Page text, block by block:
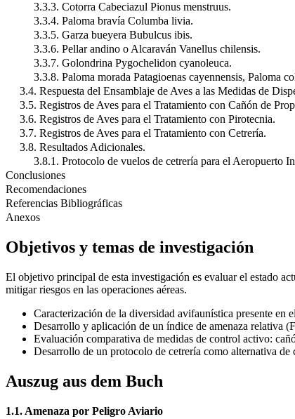
3.3.3. Cotorra Cabeciazul Pionus menstruus.
3.3.4. Paloma bravía Columba livia.
3.3.5. Garza bueyera Bubulcus ibis.
3.3.6. Pellar andino o Alcaraván Vanellus chilensis.
3.3.7. Golondrina Pygochelidon cyanoleuca.
3.3.8. Paloma morada Patagioenas cayennensis, Paloma
3.4. Respuesta del Ensamblaje de Aves a las Medidas de
3.5. Registros de Aves para el Tratamiento con Cañón de
3.6. Registros de Aves para el Tratamiento con Pirotecnia.
3.7. Registros de Aves para el Tratamiento con Cetrería.
3.8. Resultados Adicionales.
3.8.1. Protocolo de vuelos de cetrería para el Aeropuerto
Conclusiones
Recomendaciones
Referencias Bibliográficas
Anexos
Objetivos y temas de investigación
El objetivo principal de esta investigación es evaluar el estado
mitigar riesgos en las operaciones aéreas.
Caracterización de la diversidad avifaunística presente en
Desarrollo y aplicación de un índice de amenaza relativa
Evaluación comparativa de medidas de control activo:
Desarrollo de un protocolo de cetrería como alternativa
Auszug aus dem Buch
1.1. Amenaza por Peligro Aviario